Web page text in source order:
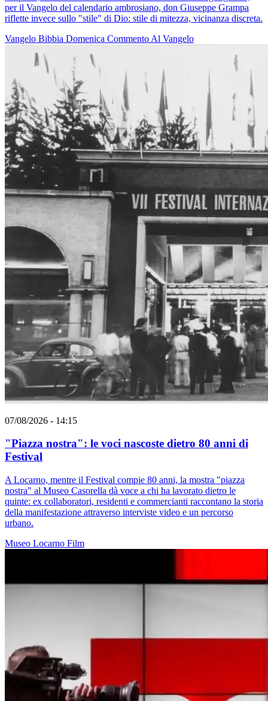
per il Vangelo del calendario ambrosiano, don Giuseppe Grampa
riflette invece sullo "stile" di Dio: stile di mitezza, vicinanza discreta.
Vangelo Bibbia Domenica Commento Al Vangelo
07/08/2026 - 14:15
"Piazza nostra": le voci nascoste dietro 80 anni di
Festival
A Locarno, mentre il Festival compie 80 anni, la mostra "piazza
nostra" al Museo Casorella dà voce a chi ha lavorato dietro le
quinte: ex collaboratori, residenti e commercianti raccontano la storia
della manifestazione attraverso interviste video e un percorso
urbano.
Museo Locarno Film